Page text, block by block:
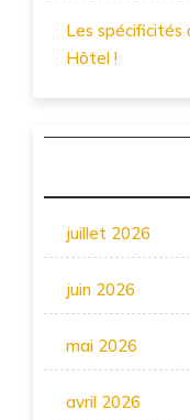
Les spécificités
Hôtel !
juillet 2026
juin 2026
mai 2026
avril 2026